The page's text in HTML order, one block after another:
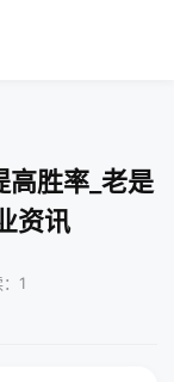
胜率_老是
资讯
1